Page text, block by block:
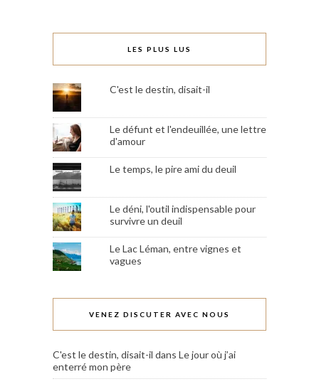
LES PLUS LUS
C'est le destin, disait-il
Le défunt et l'endeuillée, une lettre
d'amour
Le temps, le pire ami du deuil
Le déni, l'outil indispensable pour
survivre un deuil
Le Lac Léman, entre vignes et
vagues
VENEZ DISCUTER AVEC NOUS
C'est le destin, disait-il dans Le jour où j’ai
enterré mon père